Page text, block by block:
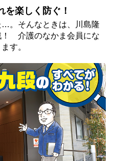
を楽しく防ぐ！
…。そんなときは、川島隆
！ 介護のなかま会員にな
す。